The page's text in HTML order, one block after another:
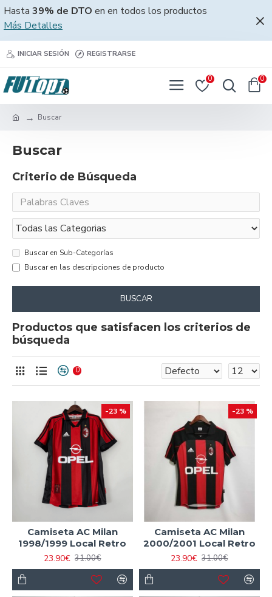
Hasta 39% de DTO en en todos los productos
Más Detalles
INICIAR SESIÓN REGISTRARSE
0 0
Buscar
Buscar
Criterio de Búsqueda
Buscar en Sub-Categorías
Buscar en las descripciones de producto
BUSCAR
Productos que satisfacen los criterios de
búsqueda
0
-23 %
Camiseta AC Milan
1998/1999 Local Retro
23.90€ 31.00€
-23 %
Camiseta AC Milan
2000/2001 Local Retro
23.90€ 31.00€